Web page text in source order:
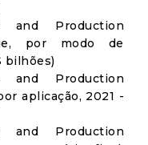
and Production
por modo de
bilhões)
and Production
aplicação, 2021 -
and Production